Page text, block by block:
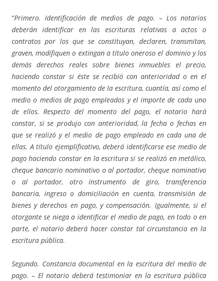
“Primero. Identificación de medios de pago. – Los notarios
deberán identificar en las escrituras relativas a actos o
contratos por los que se constituyan, declaren, transmitan,
graven, modifiquen o extingan a título oneroso el dominio y los
demás derechos reales sobre bienes inmuebles el precio,
haciendo constar si éste se recibió con anterioridad o en el
momento del otorgamiento de la escritura, cuantía, así como el
medio o medios de pago empleados y el importe de cada uno
de ellos. Respecto del momento del pago, el notario hará
constar, si se produjo con anterioridad, la fecha o fechas en
que se realizó y el medio de pago empleado en cada una de
ellas. A título ejemplificativo, deberá identificarse ese medio de
pago haciendo constar en la escritura si se realizó en metálico,
cheque bancario nominativo o al portador, cheque nominativo
o al portador, otro instrumento de giro, transferencia
bancaria, ingreso o domiciliación en cuenta, transmisión de
bienes y derechos en pago, y compensación. Igualmente, si el
otorgante se niega a identificar el medio de pago, en todo o en
parte, el notario deberá hacer constar tal circunstancia en la
escritura pública.
Segundo. Constancia documental en la escritura del medio de
pago. – El notario deberá testimoniar en la escritura pública